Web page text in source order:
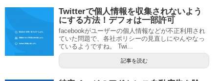
Twitterで個人情報を収集されないよう
にする方法！デフォは一部許可
facebookがユーザーの個人情報などが不正利用され
ていた問題で、各社ポリシーの見直しにやんやなっ
ているようですね。 Twi...
記事を読む